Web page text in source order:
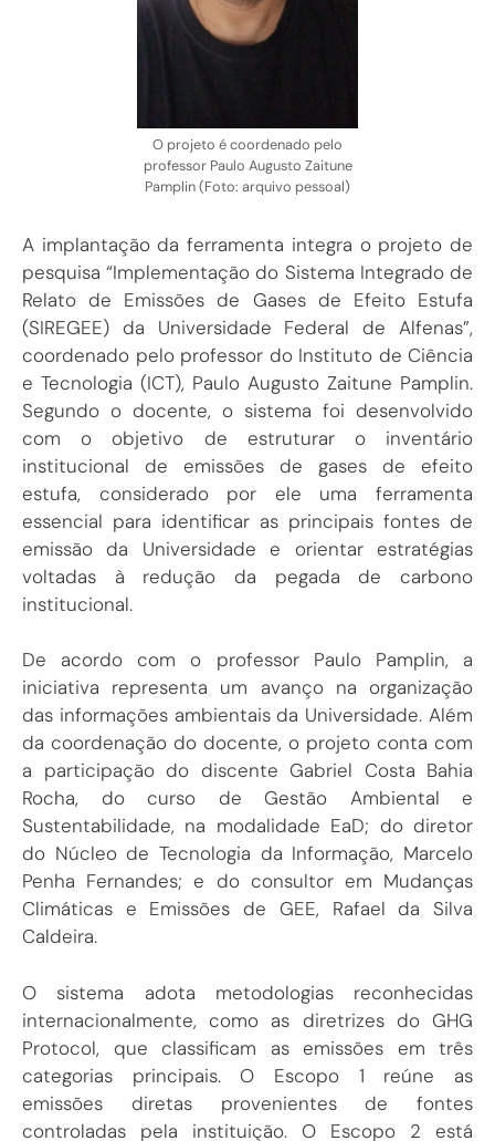
O projeto é coordenado pelo
professor Paulo Augusto Zaitune
Pamplin (Foto: arquivo pessoal)
A implantação da ferramenta integra o projeto de
pesquisa “Implementação do Sistema Integrado de
Relato de Emissões de Gases de Efeito Estufa
(SIREGEE) da Universidade Federal de Alfenas”,
coordenado pelo professor do Instituto de Ciência
e Tecnologia (ICT), Paulo Augusto Zaitune Pamplin.
Segundo o docente, o sistema foi desenvolvido
com o objetivo de estruturar o inventário
institucional de emissões de gases de efeito
estufa, considerado por ele uma ferramenta
essencial para identificar as principais fontes de
emissão da Universidade e orientar estratégias
voltadas à redução da pegada de carbono
institucional.
De acordo com o professor Paulo Pamplin, a
iniciativa representa um avanço na organização
das informações ambientais da Universidade. Além
da coordenação do docente, o projeto conta com
a participação do discente Gabriel Costa Bahia
Rocha, do curso de Gestão Ambiental e
Sustentabilidade, na modalidade EaD; do diretor
do Núcleo de Tecnologia da Informação, Marcelo
Penha Fernandes; e do consultor em Mudanças
Climáticas e Emissões de GEE, Rafael da Silva
Caldeira.
O sistema adota metodologias reconhecidas
internacionalmente, como as diretrizes do GHG
Protocol, que classificam as emissões em três
categorias principais. O Escopo 1 reúne as
emissões diretas provenientes de fontes
controladas pela instituição. O Escopo 2 está